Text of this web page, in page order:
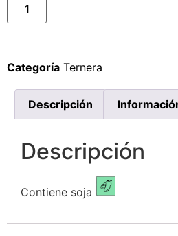
Categoría Ternera
Descripción
Descripción
Contiene soja